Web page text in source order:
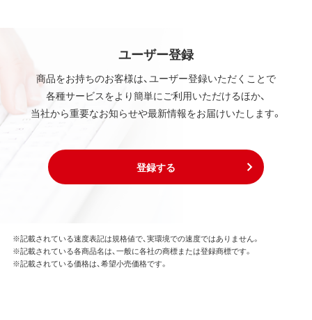
ユーザー登録
商品をお持ちのお客様は、ユーザー登録いただくことで
各種サービスをより簡単にご利用いただけるほか、
当社から重要なお知らせや最新情報をお届けいたします。
登録する
※記載されている速度表記は規格値で、実環境での速度ではありません。
※記載されている各商品名は、一般に各社の商標または登録商標です。
※記載されている価格は、希望小売価格です。